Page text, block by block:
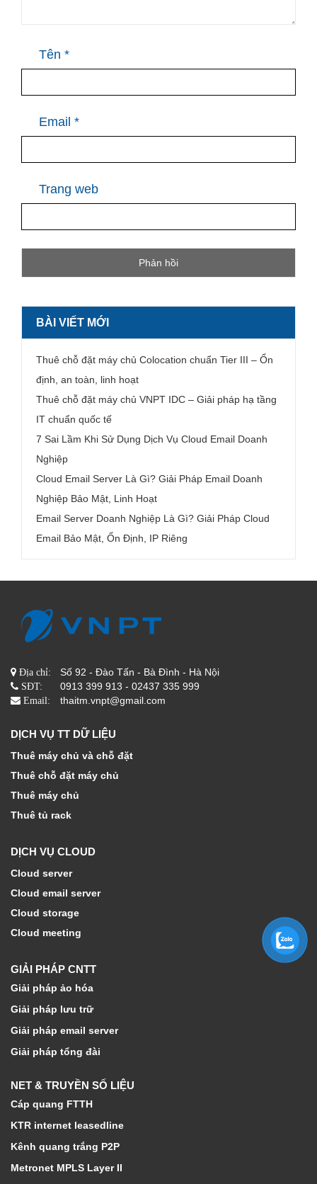
Tên *
Email *
Trang web
BÀI VIẾT MỚI
Thuê chỗ đặt máy chủ Colocation chuẩn Tier III – Ổn
định, an toàn, linh hoạt
Thuê chỗ đặt máy chủ VNPT IDC – Giải pháp hạ tầng
IT chuẩn quốc tế
7 Sai Lầm Khi Sử Dụng Dịch Vụ Cloud Email Doanh
Nghiệp
Cloud Email Server Là Gì? Giải Pháp Email Doanh
Nghiệp Bảo Mật, Linh Hoạt
Email Server Doanh Nghiệp Là Gì? Giải Pháp Cloud
Email Bảo Mật, Ổn Định, IP Riêng
Địa chỉ: Số 92 - Đào Tấn - Bà Đình - Hà Nội
SĐT: 0913 399 913 - 02437 335 999
Email: thaitm.vnpt@gmail.com
DỊCH VỤ TT DỮ LIỆU
Thuê máy chủ và chỗ đặt
Thuê chỗ đặt máy chủ
Thuê máy chủ
Thuê tủ rack
DỊCH VỤ CLOUD
Cloud server
Cloud email server
Cloud storage
Cloud meeting
GIẢI PHÁP CNTT
Giải pháp ảo hóa
Giải pháp lưu trữ
Giải pháp email server
Giải pháp tổng đài
NET & TRUYỀN SỐ LIỆU
Cáp quang FTTH
KTR internet leasedline
Kênh quang trắng P2P
Metronet MPLS Layer II